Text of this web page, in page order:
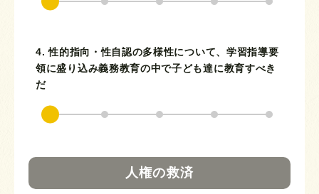
4. 性的指向・性自認の多様性について、学習指導要
領に盛り込み義務教育の中で子ども達に教育すべき
だ
人権の救済